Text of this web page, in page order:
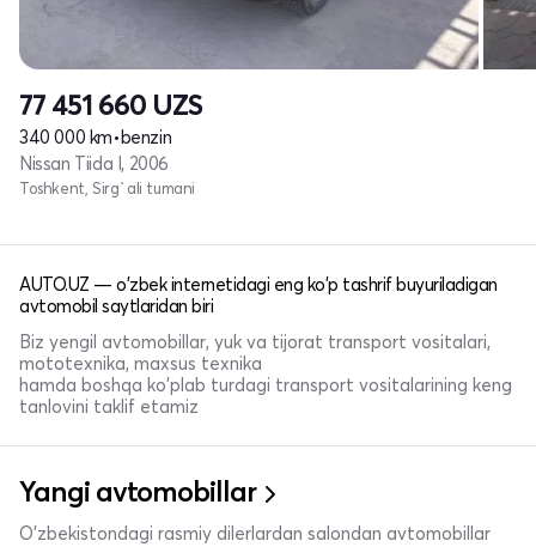
77 451 660 UZS
340 000 km•benzin
Nissan Tiida I, 2006
Toshkent, Sirg`ali tumani
AUTO.UZ — o'zbek internetidagi eng ko'p tashrif buyuriladigan
avtomobil saytlaridan biri
Biz yengil avtomobillar, yuk va tijorat transport vositalari,
mototexnika, maxsus texnika
hamda boshqa ko'plab turdagi transport vositalarining keng
tanlovini taklif etamiz
Yangi avtomobillar
O'zbekistondagi rasmiy dilerlardan salondan avtomobillar